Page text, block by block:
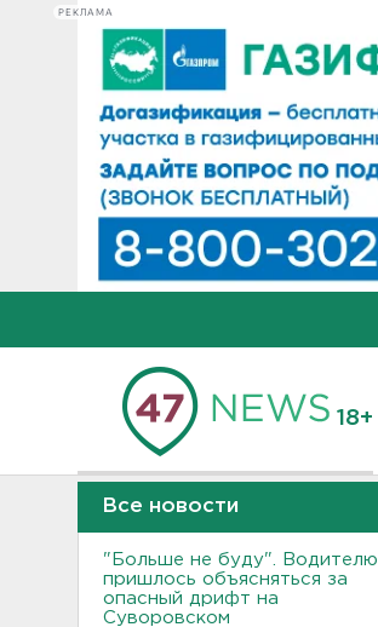
РЕКЛАМА
18+
Все новости
"Больше не буду". Водителю
пришлось объясняться за
опасный дрифт на
Суворовском